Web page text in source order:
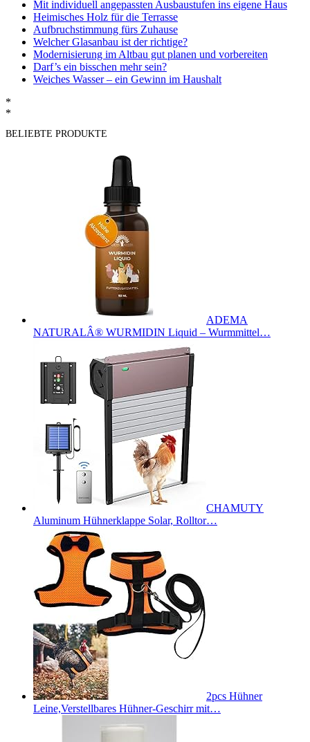
Mit individuell angepassten Ausbaustufen ins eigene Haus
Heimisches Holz für die Terrasse
Aufbruchstimmung fürs Zuhause
Welcher Glasanbau ist der richtige?
Modernisierung im Altbau gut planen und vorbereiten
Darf’s ein bisschen mehr sein?
Weiches Wasser – ein Gewinn im Haushalt
*
*
BELIEBTE PRODUKTE
ADEMA
NATURALÂ® WURMIDIN Liquid – Wurmmittel…
CHAMUTY
Aluminum Hühnerklappe Solar, Rolltor…
2pcs Hühner
Leine,Verstellbares Hühner-Geschirr mit…